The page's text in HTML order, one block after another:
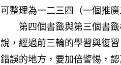
可整理為一二三四（一個推
第四個書籤與第三個書籤
說，經過前三輪的學習與復
錯誤的地方，要加倍警惕，